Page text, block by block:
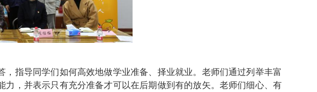
指导同学们如何高效地做学业准备、择业就业。老师们通过列举丰富
，并表示只有充分准备才可以在后期做到有的放矢。老师们细心、有